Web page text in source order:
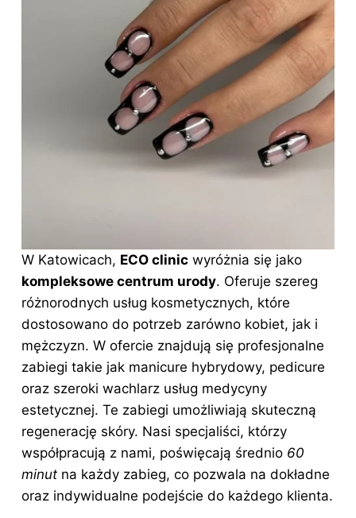
W Katowicach, ECO clinic wyróżnia się jako
kompleksowe centrum urody. Oferuje szereg
różnorodnych usług kosmetycznych, które
dostosowano do potrzeb zarówno kobiet, jak i
mężczyzn. W ofercie znajdują się profesjonalne
zabiegi takie jak manicure hybrydowy, pedicure
oraz szeroki wachlarz usług medycyny
estetycznej. Te zabiegi umożliwiają skuteczną
regenerację skóry. Nasi specjaliści, którzy
współpracują z nami, poświęcają średnio 60
minut na każdy zabieg, co pozwala na dokładne
oraz indywidualne podejście do każdego klienta.